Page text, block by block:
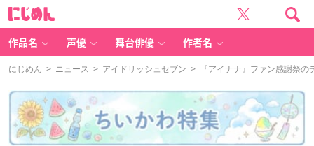
作品名 声優 舞台俳優 作者名
にじめん > ニュース > アイドリッシュセブン > 『アイナナ』ファン感謝祭の